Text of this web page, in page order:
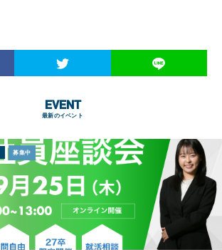
EVENT
最新のイベント
募集中